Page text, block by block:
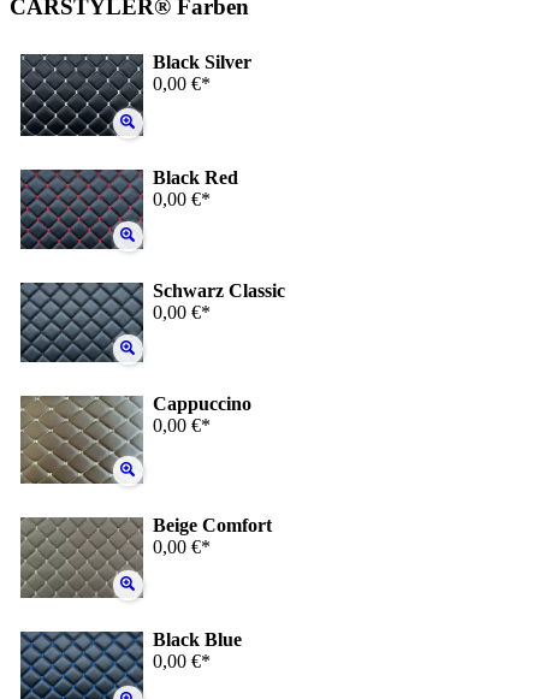
CARSTYLER® Farben
Black Silver
0,00 €*
Black Red
0,00 €*
Schwarz Classic
0,00 €*
Cappuccino
0,00 €*
Beige Comfort
0,00 €*
Black Blue
0,00 €*